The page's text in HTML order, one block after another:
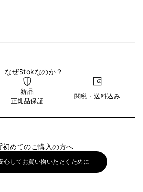
なぜStokなのか？
新品
正規品保証
関税・送料込み
初めてのご購入の方へ
心してお買い物いただくために